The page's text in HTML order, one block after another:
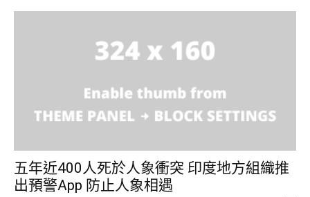
五年近400人死於人象衝突 印度地方組織推
出預警App 防止人象相遇